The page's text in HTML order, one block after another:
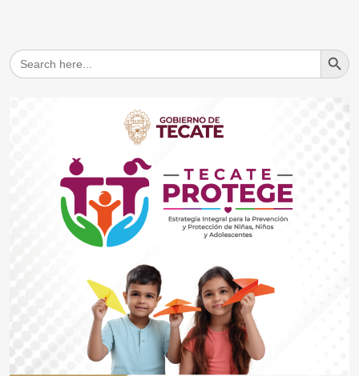
Search
for:
Search